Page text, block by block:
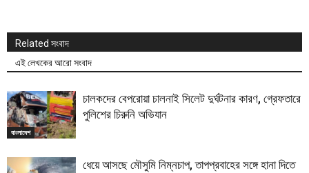
Related সংবাদ
এই লেখকের আরো সংবাদ
বাংলাদেশ
চালকদের বেপরোয়া চালনাই সিলেট দুর্ঘটনার কারণ, গ্রেফতারে
পুলিশের চিরুনি অভিযান
ধেয়ে আসছে মৌসুমি নিম্নচাপ, তাপপ্রবাহের সঙ্গে হানা দিতে